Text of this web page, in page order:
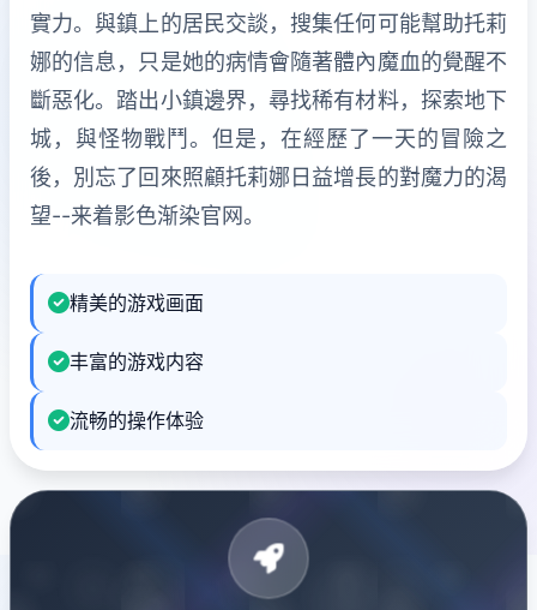
實力。與鎮上的居民交談，搜集任何可能幫助托莉
娜的信息，只是她的病情會隨著體內魔血的覺醒不
斷惡化。踏出小鎮邊界，尋找稀有材料，探索地下
城，與怪物戰鬥。但是，在經歷了一天的冒險之
後，別忘了回來照顧托莉娜日益增長的對魔力的渴
望--来着影色渐染官网。
精美的游戏画面
丰富的游戏内容
流畅的操作体验